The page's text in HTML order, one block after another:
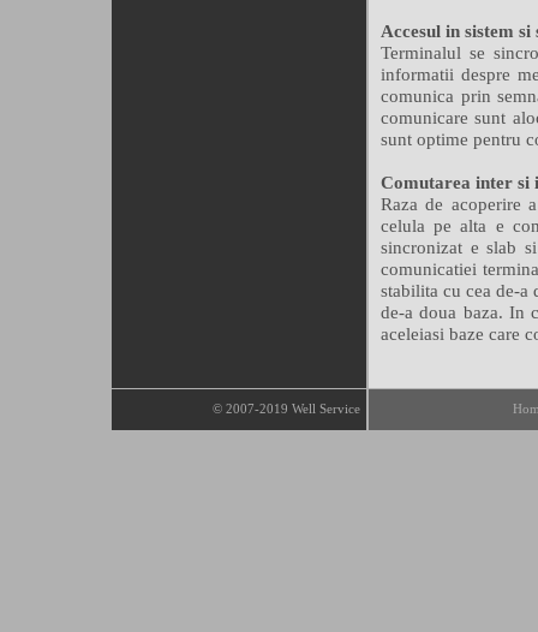
Accesul in sistem
Terminalul se
informatii despre
comunica prin
comunicare sunt
sunt optime pentru
Comutarea inter si
Raza de acoperire
celula pe alta e
sincronizat e slab
comunicatiei
stabilita cu cea de-a
de-a doua baza. In
aceleiasi baze care
© 2007-2019 Well Service